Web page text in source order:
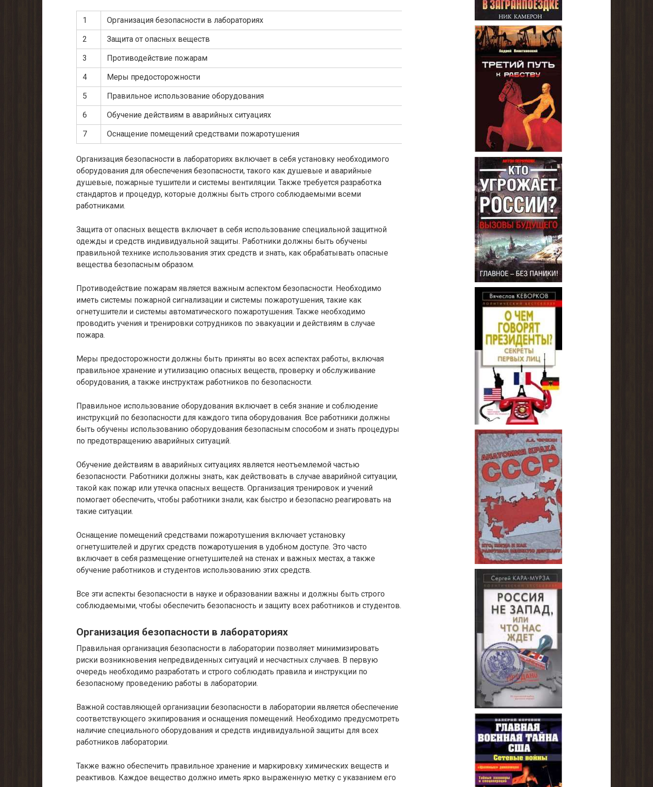
1 Организация безопасности в лабораториях
2 Защита от опасных веществ
3 Противодействие пожарам
4 Меры предосторожности
5 Правильное использование оборудования
6 Обучение действиям в аварийных ситуациях
7 Оснащение помещений средствами пожаротушения
Организация безопасности в лабораториях включает в себя установку необходимого
оборудования для обеспечения безопасности, такого как душевые и аварийные
душевые, пожарные тушители и системы вентиляции. Также требуется разработка
стандартов и процедур, которые должны быть строго соблюдаемыми всеми
работниками.
Защита от опасных веществ включает в себя использование специальной защитной
одежды и средств индивидуальной защиты. Работники должны быть обучены
правильной технике использования этих средств и знать, как обрабатывать опасные
вещества безопасным образом.
Противодействие пожарам является важным аспектом безопасности. Необходимо
иметь системы пожарной сигнализации и системы пожаротушения, такие как
огнетушители и системы автоматического пожаротушения. Также необходимо
проводить учения и тренировки сотрудников по эвакуации и действиям в случае
пожара.
Меры предосторожности должны быть приняты во всех аспектах работы, включая
правильное хранение и утилизацию опасных веществ, проверку и обслуживание
оборудования, а также инструктаж работников по безопасности.
Правильное использование оборудования включает в себя знание и соблюдение
инструкций по безопасности для каждого типа оборудования. Все работники должны
быть обучены использованию оборудования безопасным способом и знать процедуры
по предотвращению аварийных ситуаций.
Обучение действиям в аварийных ситуациях является неотъемлемой частью
безопасности. Работники должны знать, как действовать в случае аварийной ситуации,
такой как пожар или утечка опасных веществ. Организация тренировок и учений
помогает обеспечить, чтобы работники знали, как быстро и безопасно реагировать на
такие ситуации.
Оснащение помещений средствами пожаротушения включает установку
огнетушителей и других средств пожаротушения в удобном доступе. Это часто
включает в себя размещение огнетушителей на стенах и важных местах, а также
обучение работников и студентов использованию этих средств.
Все эти аспекты безопасности в науке и образовании важны и должны быть строго
соблюдаемыми, чтобы обеспечить безопасность и защиту всех работников и студентов.
Организация безопасности в лабораториях
Правильная организация безопасности в лаборатории позволяет минимизировать
риски возникновения непредвиденных ситуаций и несчастных случаев. В первую
очередь необходимо разработать и строго соблюдать правила и инструкции по
безопасному проведению работы в лаборатории.
Важной составляющей организации безопасности в лаборатории является обеспечение
соответствующего экипирования и оснащения помещений. Необходимо предусмотреть
наличие специального оборудования и средств индивидуальной защиты для всех
работников лаборатории.
Также важно обеспечить правильное хранение и маркировку химических веществ и
реактивов. Каждое вещество должно иметь ярко выраженную метку с указанием его